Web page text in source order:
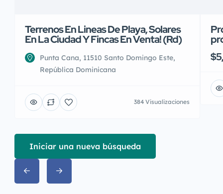
Terrenos En Lineas De Playa, Solares
En La Ciudad Y Fincas En Venta! (Rd)
Punta Cana, 11510 Santo Domingo Este,
República Dominicana
384 Visualizaciones
Iniciar una nueva búsqueda